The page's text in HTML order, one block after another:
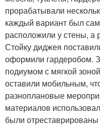
прорабатывали
каждый вариант был
расположили у стены, а
Стойку диджея
оформили гардеробом.
подиумом с мягкой
оставили мобильным,
разноплановые
материалов
были